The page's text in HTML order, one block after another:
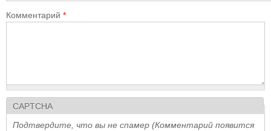
Комментарий *
CAPTCHA
Подтвердите, что вы не спамер (Комментарий появится